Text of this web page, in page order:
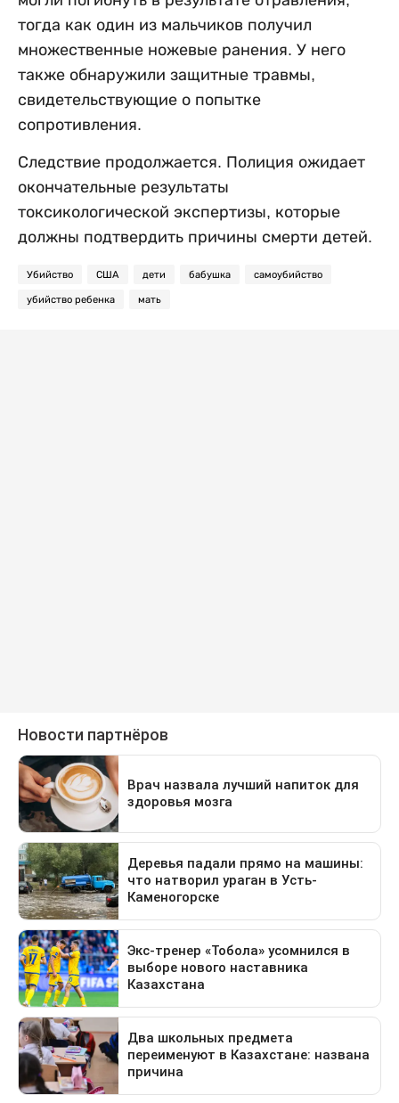
тогда как один из мальчиков получил
множественные ножевые ранения. У него
также обнаружили защитные травмы,
свидетельствующие о попытке
сопротивления.
Следствие продолжается. Полиция ожидает
окончательные результаты
токсикологической экспертизы, которые
должны подтвердить причины смерти детей.
Убийство США дети бабушка самоубийство
убийство ребенка мать